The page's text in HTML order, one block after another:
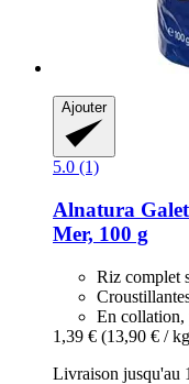
Ajouter
5.0 (1)
Alnatura
Mer, 100 g
Riz complet
En collation,
1,39 € (13,90 € /
Livraison jusqu'au